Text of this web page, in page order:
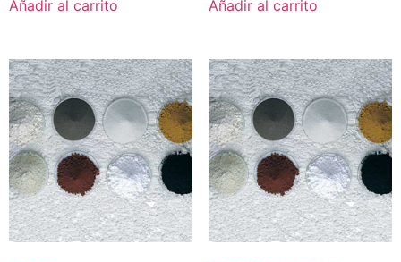
Añadir al carrito Añadir al carrito